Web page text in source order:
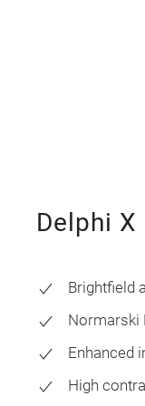
Delphi
Brightfield
Normarski
Enhanced
High